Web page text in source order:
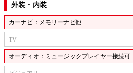
外装・内装
カーナビ：メモリーナビ他
TV
オーディオ：ミュージックプレイヤー接続可